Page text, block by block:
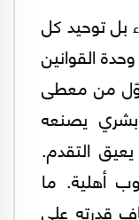
بل توحيد كل
القوانين
من معطى
يصنعه
التقدم.
أهلية. ما
قدرته على